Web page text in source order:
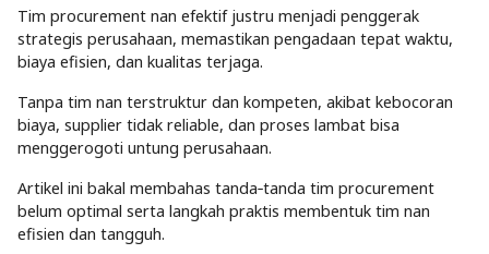
Tim procurement nan efektif justru menjadi penggerak
strategis perusahaan, memastikan pengadaan tepat waktu,
biaya efisien, dan kualitas terjaga.
Tanpa tim nan terstruktur dan kompeten, akibat kebocoran
biaya, supplier tidak reliable, dan proses lambat bisa
menggerogoti untung perusahaan.
Artikel ini bakal membahas tanda‑tanda tim procurement
belum optimal serta langkah praktis membentuk tim nan
efisien dan tangguh.